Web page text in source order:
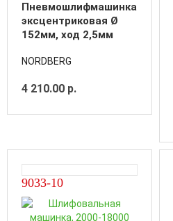
Пневмошлифмашинка
эксцентриковая Ø
152мм, ход 2,5мм
NORDBERG
4 210.00 р.
9033-10